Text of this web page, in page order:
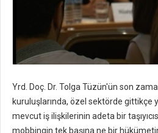
Yrd. Doç. Dr. Tolga Tüzün'ün son
kuruluşlarında, özel sektörde gittikçe
mevcut iş ilişkilerinin adeta bir
mobbingin tek başına ne bir